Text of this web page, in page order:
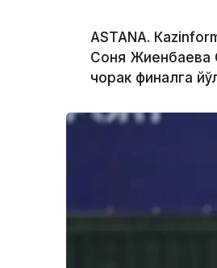
ASTANА.
Соня Жиенбаева
чорак финалга